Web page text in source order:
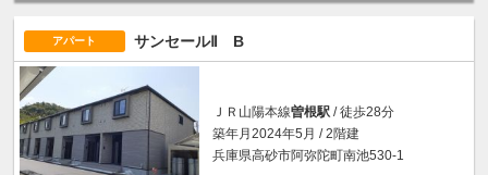
アパート サンセールⅡ B
ＪＲ山陽本線曽根駅 / 徒歩28分
築年月2024年5月 / 2階建
兵庫県高砂市阿弥陀町南池530-1